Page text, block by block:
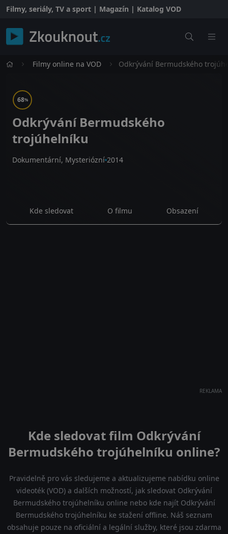
Filmy, seriály, TV a sport | Magazín | Katalog VOD
Filmy online na VOD Odkrývání Bermudského
68%
Odkrývání Bermudského
trojúhelníku
Dokumentární, Mysteriózní 2014
Kde sledovat O filmu Obsazení
REKLAMA
Kde sledovat film Odkrývání
Bermudského trojúhelníku online?
Pravidelně pro vás sledujeme a aktualizujeme nabídku online
videoték (VOD) a dalších možností, jak sledovat Odkrývání
Bermudského trojúhelníku online nebo kde najít Odkrývání
Bermudského trojúhelníku ke stažení offline. Náš seznam
obsahuje pouze na oficiální a legální služby, které jsou zdarma